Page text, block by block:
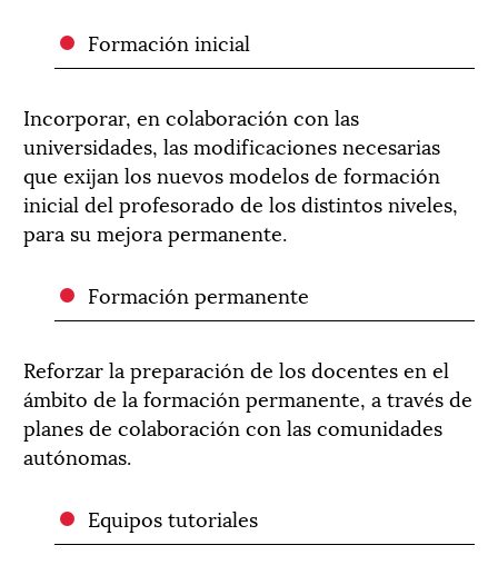
Formación inicial
Incorporar, en colaboración con las
universidades, las modificaciones necesarias
que exijan los nuevos modelos de formación
inicial del profesorado de los distintos niveles,
para su mejora permanente.
Formación permanente
Reforzar la preparación de los docentes en el
ámbito de la formación permanente, a través de
planes de colaboración con las comunidades
autónomas.
Equipos tutoriales